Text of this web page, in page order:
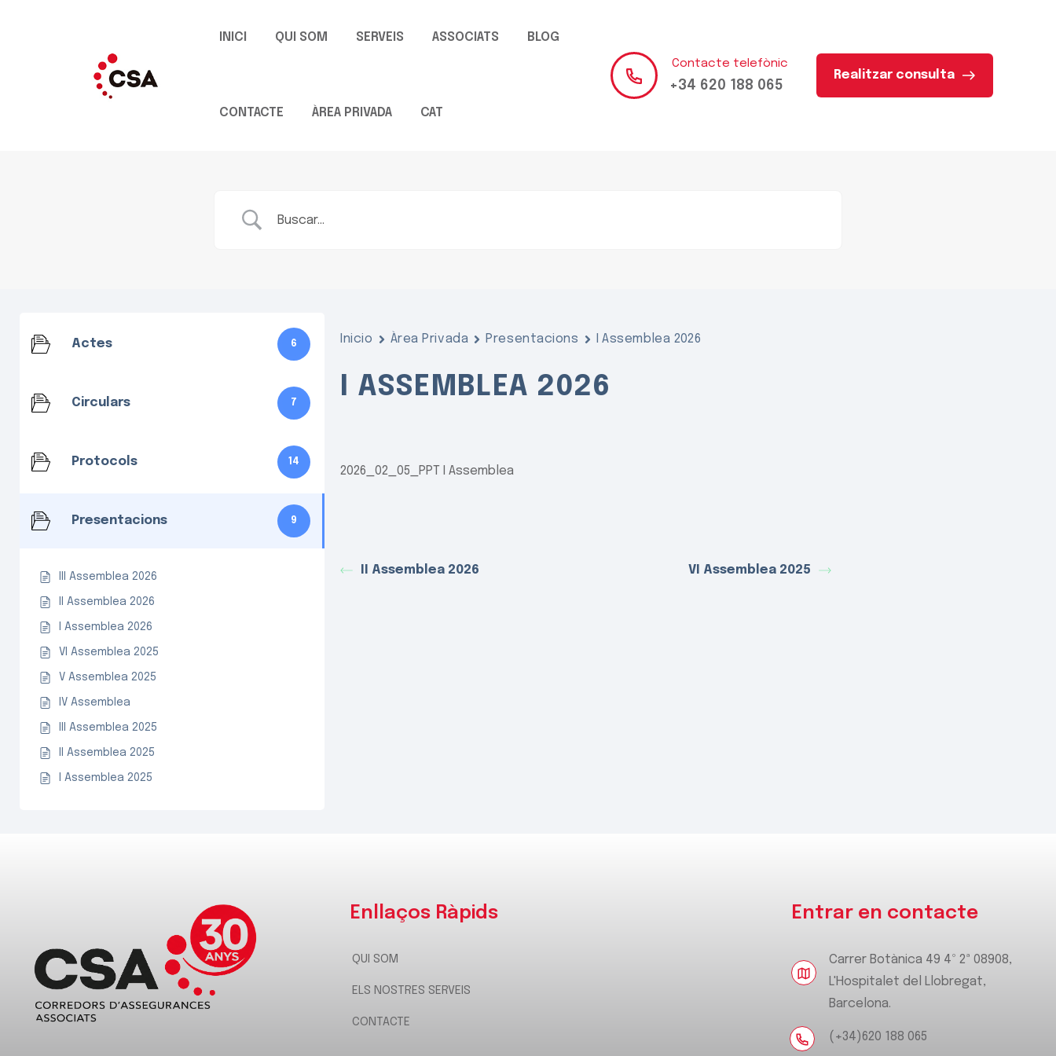
INICI QUI SOM SERVEIS ASSOCIATS BLOG
CONTACTE ÀREA PRIVADA CAT
Contacte telefònic
+34 620 188 065
Realitzar consulta
Actes 6
Circulars 7
Protocols 14
Presentacions 9
III Assemblea 2026
II Assemblea 2026
I Assemblea 2026
VI Assemblea 2025
V Assemblea 2025
IV Assemblea
III Assemblea 2025
II Assemblea 2025
I Assemblea 2025
Inicio Àrea Privada Presentacions I Assemblea 2026
I ASSEMBLEA 2026
2026_02_05_PPT I Assemblea
II Assemblea 2026 VI Assemblea 2025
Enllaços Ràpids
QUI SOM
ELS NOSTRES SERVEIS
CONTACTE
Entrar en contacte
Carrer Botànica 49 4º 2ª 08908,
L'Hospitalet del Llobregat,
Barcelona.
(+34)620 188 065